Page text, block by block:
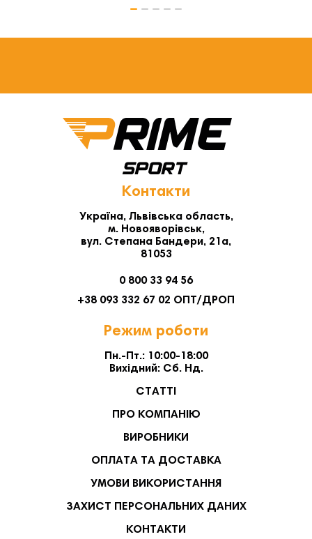
Контакти
Україна, Львівська область,
м. Новояворівськ,
вул. Степана Бандери, 21а,
81053
0 800 33 94 56
+38 093 332 67 02 ОПТ/ДРОП
Режим роботи
Пн.-Пт.: 10:00-18:00
Вихідний: Сб. Нд.
СТАТТІ
ПРО КОМПАНІЮ
ВИРОБНИКИ
ОПЛАТА ТА ДОСТАВКА
УМОВИ ВИКОРИСТАННЯ
ЗАХИСТ ПЕРСОНАЛЬНИХ ДАНИХ
КОНТАКТИ